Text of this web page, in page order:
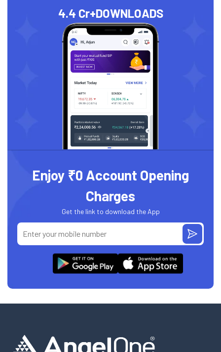
4.4 Cr+DOWNLOADS
Enjoy ₹0 Account Opening
Charges
Get the link to download the App